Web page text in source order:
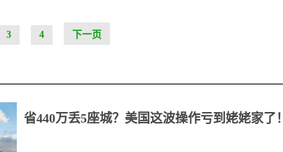
3 4 下一页
省440万丢5座城？美国这波操作亏到姥姥家了！